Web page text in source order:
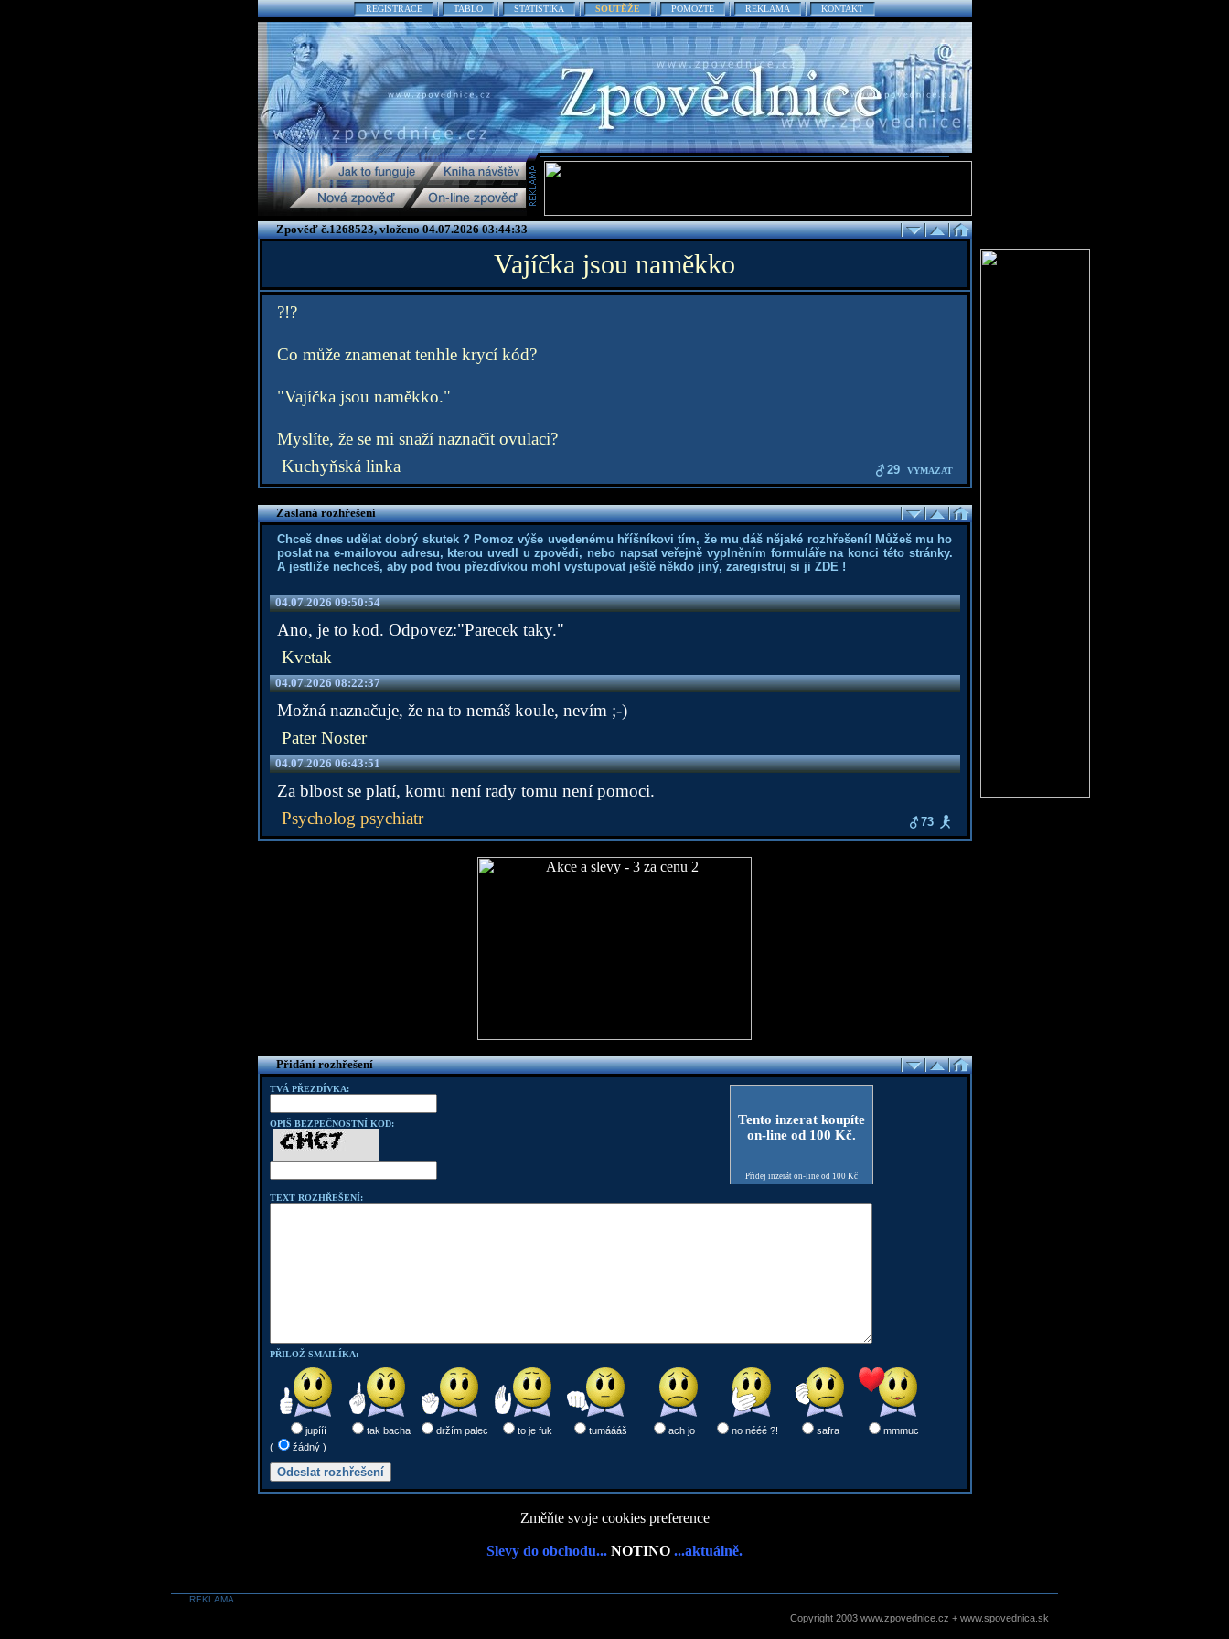
REGISTRACE TABLO STATISTIKA SOUTĚŽE POMOZTE REKLAMA KONTAKT
Zpověď č.1268523, vloženo 04.07.2026 03:44:33
Vajíčka jsou naměkko
?!?
Co může znamenat tenhle krycí kód?
"Vajíčka jsou naměkko."
Myslíte, že se mi snaží naznačit ovulaci?
Kuchyňská linka
29 VYMAZAT
Zaslaná rozhřešení
Chceš dnes udělat dobrý skutek ? Pomoz výše uvedenému hříšníkovi tím, že mu dáš nějaké rozhřešení! Můžeš mu ho
poslat na e-mailovou adresu, kterou uvedl u zpovědi, nebo napsat veřejně vyplněním formuláře na konci této stránky.
A jestliže nechceš, aby pod tvou přezdívkou mohl vystupovat ještě někdo jiný, zaregistruj si ji ZDE!
04.07.2026 09:50:54
Ano, je to kod. Odpovez:"Parecek taky."
Kvetak
04.07.2026 08:22:37
Možná naznačuje, že na to nemáš koule, nevím ;-)
Pater Noster
04.07.2026 06:43:51
Za blbost se platí, komu není rady tomu není pomoci.
Psycholog psychiatr
73
Přidání rozhřešení
TVÁ PŘEZDÍVKA:
OPIŠ BEZPEČNOSTNÍ KOD:
Tento inzerat koupíte
on-line od 100 Kč.
Přidej inzerát on-line od 100 Kč
TEXT ROZHŘEŠENÍ:
PŘILOŽ SMAILÍKA:
jupííí tak bacha držím palec to je fuk tumáááš ach jo no nééé ?! safra
mmmuc
(
žádný )
Změňte svoje cookies preference
Slevy do obchodu... NOTINO ...aktuálně.
REKLAMA
Copyright 2003 www.zpovednice.cz + www.spovednica.sk